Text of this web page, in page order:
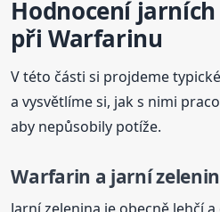
Hodnocení
při Warfarinu
V této části si projdeme
a vysvětlíme si, jak s nimi
aby nepůsobily potíže.
Warfarin a jarní